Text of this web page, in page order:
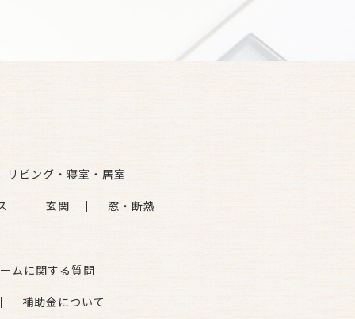
リビング・寝室・居室
玄関 窓・断熱
ムに関する質問
補助金について